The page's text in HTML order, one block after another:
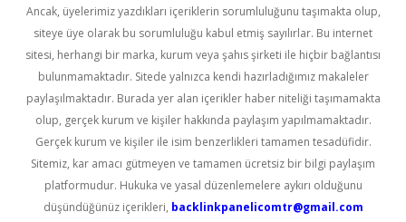
Ancak, üyelerimiz yazdıkları içeriklerin sorumluluğunu taşımakta olup,
siteye üye olarak bu sorumluluğu kabul etmiş sayılırlar. Bu internet
sitesi, herhangi bir marka, kurum veya şahıs şirketi ile hiçbir bağlantısı
bulunmamaktadır. Sitede yalnızca kendi hazırladığımız makaleler
paylaşılmaktadır. Burada yer alan içerikler haber niteliği taşımamakta
olup, gerçek kurum ve kişiler hakkında paylaşım yapılmamaktadır.
Gerçek kurum ve kişiler ile isim benzerlikleri tamamen tesadüfidir.
Sitemiz, kar amacı gütmeyen ve tamamen ücretsiz bir bilgi paylaşım
platformudur. Hukuka ve yasal düzenlemelere aykırı olduğunu
düşündüğünüz içerikleri, backlinkpanelicomtr@gmail.com